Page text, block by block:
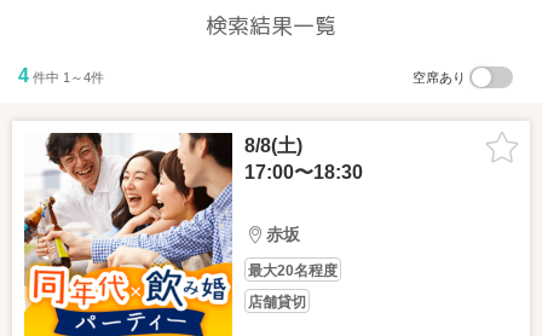
検索結果一覧
4 件中 1～4件 空席あり
8/8(土)
17:00〜18:30
赤坂
最大20名程度
店舗貸切